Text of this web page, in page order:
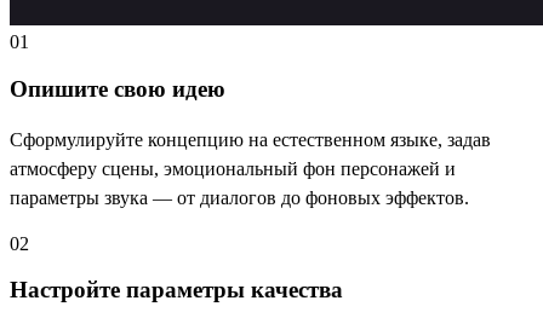
01
Опишите свою идею
Сформулируйте концепцию на естественном языке, задав
атмосферу сцены, эмоциональный фон персонажей и
параметры звука — от диалогов до фоновых эффектов.
02
Настройте параметры качества